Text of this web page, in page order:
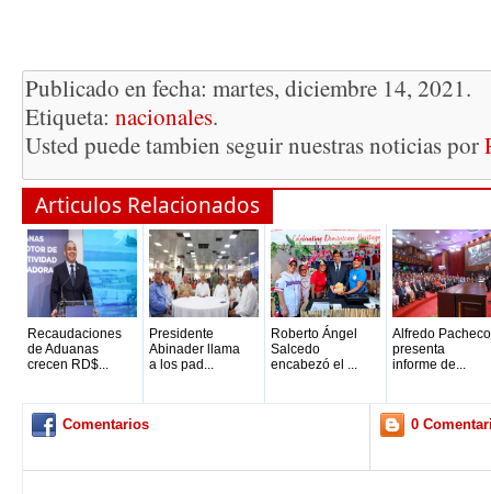
Publicado en fecha: martes, diciembre 14, 2021.
Etiqueta: nacionales.
Usted puede tambien seguir nuestras noticias por
Articulos Relacionados
Recaudaciones
de Aduanas
crecen RD$...
Presidente
Abinader llama
a los pad...
Roberto Ángel
Salcedo
encabezó el ...
Alfredo Pacheco
presenta
informe de...
Comentarios 0